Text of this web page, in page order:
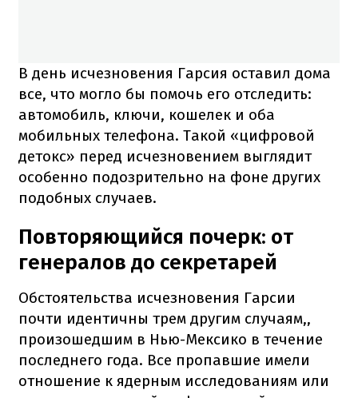
В день исчезновения Гарсия оставил дома
все, что могло бы помочь его отследить:
автомобиль, ключи, кошелек и оба
мобильных телефона. Такой «цифровой
детокс» перед исчезновением выглядит
особенно подозрительно на фоне других
подобных случаев.
Повторяющийся почерк: от
генералов до секретарей
Обстоятельства исчезновения Гарсии
почти идентичны трем другим случаям,,
произошедшим в Нью-Мексико в течение
последнего года. Все пропавшие имели
отношение к ядерным исследованиям или